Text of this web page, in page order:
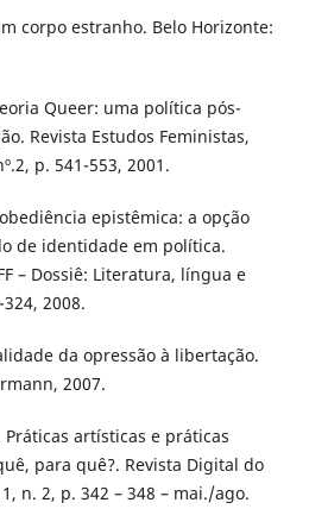
corpo estranho. Belo Horizonte:
Queer: uma política pós-
Revista Estudos Feministas,
p. 541-553, 2001.
epistêmica: a opção
de identidade em política.
– Dossiê: Literatura, língua e
2008.
da opressão à libertação.
2007.
Práticas artísticas e práticas
para quê?. Revista Digital do
n. 2, p. 342 – 348 – mai./ago.